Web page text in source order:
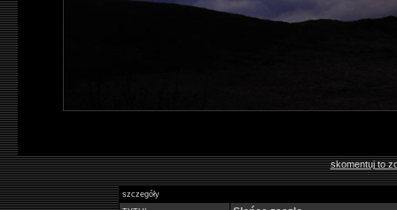
skomentuj to
szczegóły